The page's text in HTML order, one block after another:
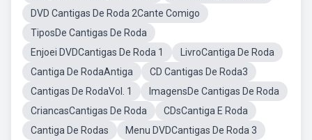
DVD Cantigas De Roda 2Cante Comigo
TiposDe Cantigas De Roda
Enjoei DVDCantigas De Roda 1
LivroCantiga De Roda
Cantiga De RodaAntiga
CD Cantigas De Roda3
Cantigas De RodaVol. 1
ImagensDe Cantigas De Roda
CriancasCantigas De Roda
CDsCantiga E Roda
Cantiga De Rodas
Menu DVDCantigas De Roda 3